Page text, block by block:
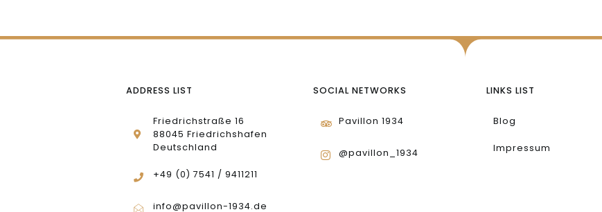
ADDRESS LIST
Friedrichstraße 16
88045 Friedrichshafen
Deutschland
+49 (0) 7541 / 9411211
info@pavillon-1934.de
SOCIAL NETWORKS
Pavillon 1934
@pavillon_1934
LINKS LIST
Blog
Impressum